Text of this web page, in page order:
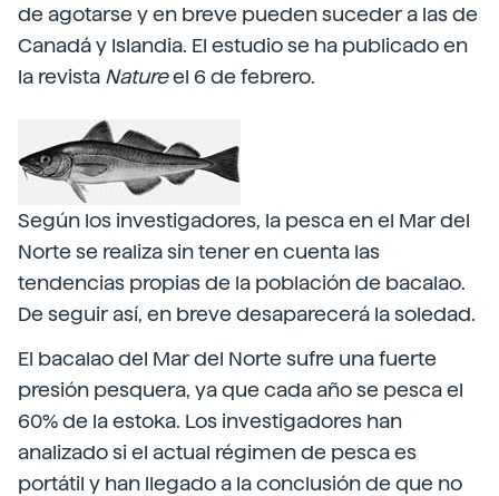
de agotarse y en breve pueden suceder a las de
Canadá y Islandia. El estudio se ha publicado en
la revista Natureel 6 de febrero.
Según los investigadores, la pesca en el Mar del
Norte se realiza sin tener en cuenta las
tendencias propias de la población de bacalao.
De seguir así, en breve desaparecerá la soledad.
El bacalao del Mar del Norte sufre una fuerte
presión pesquera, ya que cada año se pesca el
60% de la estoka. Los investigadores han
analizado si el actual régimen de pesca es
portátil y han llegado a la conclusión de que no